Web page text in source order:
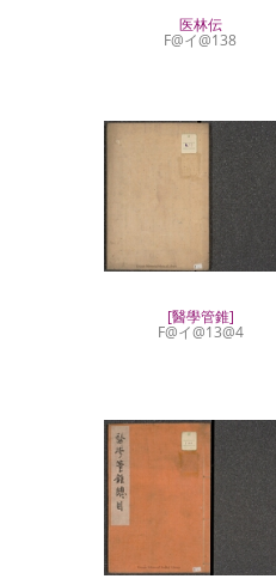
医林伝
F@イ@138
[醫學管錐]
F@イ@13@4